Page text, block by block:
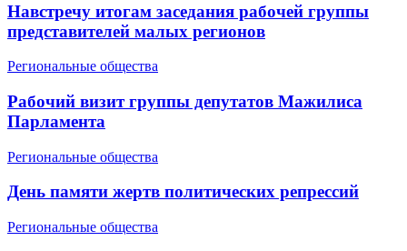
Навстречу итогам заседания рабочей группы
представителей малых регионов
Региональные общества
Рабочий визит группы депутатов Мажилиса
Парламента
Региональные общества
День памяти жертв политических репрессий
Региональные общества